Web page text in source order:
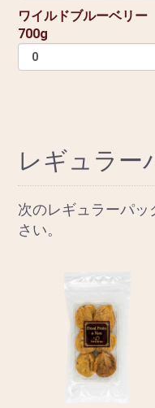
ワイルドブルーベリー
700g
レギュラー
次のレギュラーパ
さい。